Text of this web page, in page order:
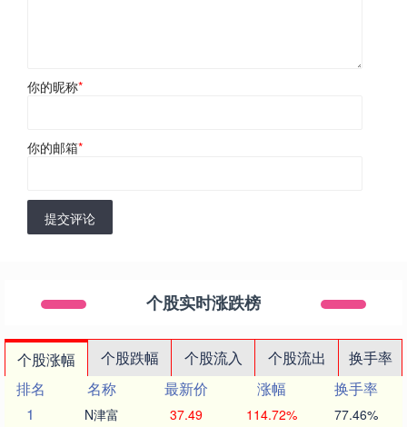
你的昵称*
你的邮箱*
提交评论
个股实时涨跌榜
个股涨幅 个股跌幅 个股流入 个股流出
换手率
排名
名称 最新价 涨幅
换手率
1
N津富 37.49 114.72% 77.46%